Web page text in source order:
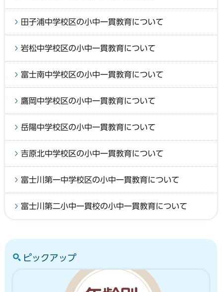
田子浦中学校区の小中一貫教育について
岩松中学校区の小中一貫教育について
富士南中学校区の小中一貫教育について
鷹岡中学校区の小中一貫教育について
岳陽中学校区の小中一貫教育について
吉原北中学校区の小中一貫教育について
富士川第一中学校区の小中一貫教育について
富士川第二小中一貫校の小中一貫教育について
ピックアップ